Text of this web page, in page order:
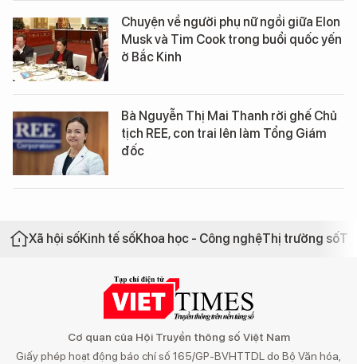
Chuyện về người phụ nữ ngồi giữa Elon
Musk và Tim Cook trong buổi quốc yến
ở Bắc Kinh
Bà Nguyễn Thị Mai Thanh rời ghế Chủ
tịch REE, con trai lên làm Tổng Giám
đốc
Xã hội sốKinh tế sốKhoa học - Công nghệThị trường số
Cơ quan của Hội Truyền thông số Việt Nam
Giấy phép hoạt động báo chí số 165/GP-BVHTTDL do Bộ Văn hóa,